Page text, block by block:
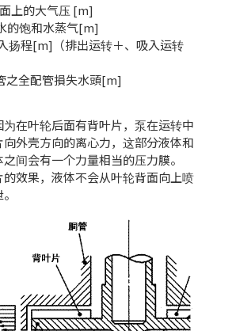
上的大气压 [m]
的饱和水蒸气[m]
扬程[m]（排出运转＋、吸入运转
之全配管損失水頭[m]
在叶轮后面有背叶片，泵在运转中
外壳方向的离心力，这部分液体和
间会有一个力量相当的压力膜。
效果，液体不会从叶轮背面向上喷